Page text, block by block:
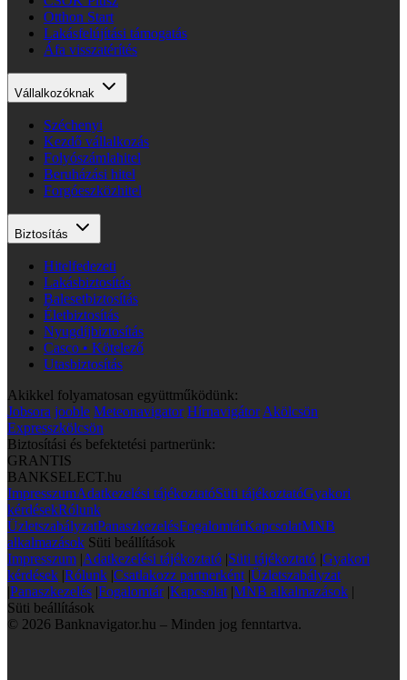
Otthon Start
Lakásfelújítási támogatás
Áfa visszatérítés
Vállalkozóknak
Széchenyi
Kezdő vállalkozás
Folyószámlahitel
Beruházási hitel
Forgóeszközhitel
Biztosítás
Hitelfedezeti
Lakásbiztosítás
Balesetbiztosítás
Életbiztosítás
Nyugdíjbiztosítás
Casco • Kötelező
Utasbiztosítás
Akikkel folyamatosan együttműködünk:
Jobsora jooble Meteonavigator Hírnavigátor Akölcsön
Expresszkölcsön
Biztosítási és befektetési partnerünk:
GRANTIS
BANKSELECT.hu
ImpresszumAdatkezelési tájékoztatóSüti tájékoztatóGyakori
kérdésekRólunk
ÜzletszabályzatPanaszkezelésFogalomtárKapcsolatMNB
alkalmazások Süti beállítások
Impresszum |Adatkezelési tájékoztató |Süti tájékoztató |Gyakori
kérdések |Rólunk |Csatlakozz partnerként |Üzletszabályzat
|Panaszkezelés |Fogalomtár |Kapcsolat |MNB alkalmazások |
Süti beállítások
© 2026 Banknavigator.hu – Minden jog fenntartva.